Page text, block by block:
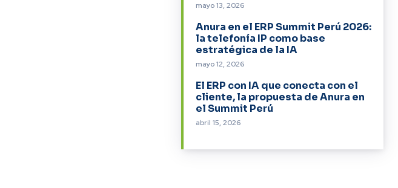
mayo 13, 2026
Anura en el ERP Summit Perú 2026:
la telefonía IP como base
estratégica de la IA
mayo 12, 2026
El ERP con IA que conecta con el
cliente, la propuesta de Anura en
el Summit Perú
abril 15, 2026